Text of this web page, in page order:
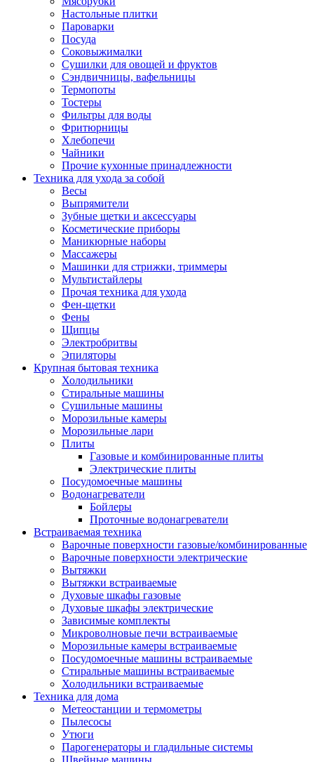
Зависимые комплекты
Посудомоечные машины встраиваемые
Стиральные машины встраиваемые
Холодильники встраиваемые
Техника для дома
Пылесосы
Утюги
Оверлоки
Настольные лампы
Часы
Стеклоочистители
Машинки для снятия катышков
Сушилки для белья и обуви
Климатическая техника
Приточно-вытяжные вентиляторы
Теплый пол
Обогреватели
Тепловентиляторы
Тепловые завесы
Тепловые пушки
Увлажнители
Радиаторы
Медицинская техника
Назальные аспираторы
Стетоскопы
Термометры
Тонометры
Электрические грелки
Аудио-видео техника
Аксессуары для аудио-видео техники
Кабели для аудио и видео
Кронштейны для акустики
Магнитолы
Музыкальные центры
Диктофоны
Домашние кинотеатры
Игровые приставки и аксессуары
Аксессуары к игровым
Музыкальные инструменты
Аксессуары эми
Ди-джейское оборудование
Плееры blu-ray и dvd
Проекционное оборудование
Аксессуары для проекционного
Настольные плитки
Пароварки
Посуда
Соковыжималки
Сушилки для овощей и фруктов
Сэндвичницы, вафельницы
Термопоты
Тостеры
Фильтры для воды
Фритюрницы
Хлебопечи
Чайники
Прочие кухонные принадлежности
Техника для ухода за собой
Весы
Выпрямители
Зубные щетки и аксессуары
Косметические приборы
Маникюрные наборы
Массажеры
Машинки для стрижки, триммеры
Мультистайлеры
Прочая техника для ухода
Фен-щетки
Фены
Щипцы
Электробритвы
Эпиляторы
Крупная бытовая техника
Холодильники
Стиральные машины
Сушильные машины
Морозильные камеры
Морозильные лари
Плиты
Газовые и комбинированные плиты
Электрические плиты
Посудомоечные машины
Водонагреватели
Бойлеры
Проточные водонагреватели
Встраиваемая техника
Варочные поверхности газовые/комбинированные
Варочные поверхности электрические
Вытяжки
Вытяжки встраиваемые
Духовые шкафы газовые
Духовые шкафы электрические
Зависимые комплекты
Микроволновые печи встраиваемые
Морозильные камеры встраиваемые
Посудомоечные машины встраиваемые
Стиральные машины встраиваемые
Холодильники встраиваемые
Техника для дома
Метеостанции и термометры
Пылесосы
Утюги
Парогенераторы и гладильные системы
Швейные машины